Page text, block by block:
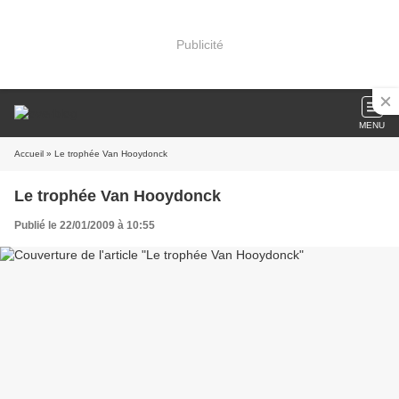
Publicité
MENU
Accueil » Le trophée Van Hooydonck
Le trophée Van Hooydonck
Publié le 22/01/2009 à 10:55